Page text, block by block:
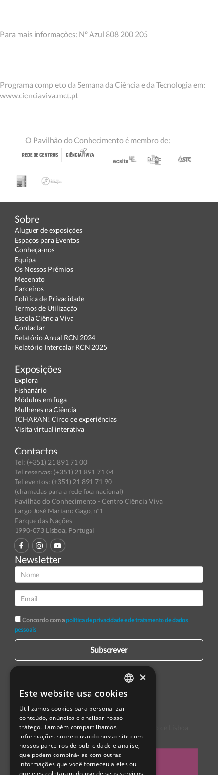
Para mais informações: Nº Azul 808 200 205
Programa completo da Semana da Ciência e da Tecnologia em:
www.cienciaviva.mct.pt
O Pavilhão do Conhecimento é membro de:
Sobre
Aluguer de exposições
Espaços para Eventos
Conheça-nos
Equipa
Os Nossos Prémios
Mecenato
Parceiros
Política de Privacidade
Termos de Utilização
Escola Ciência Viva
Contactar
Relatório Anual RCN 2024
Relatório Intercalar RCN 2025
Exposições
Explora
Fishanário
Módulos em fuga
Mulheres na Ciência
TCHARAN! Circo de experiências
Visita virtual interativa
Contactos
Tel: (+351) 21 891 71 00
Tel reservas: (+351) 21 891 71 04
Tel eventos: (+351) 21 891 71 90
(chamadas para a rede fixa nacional)
Pavilhão do Conhecimento - Centro Ciência Viva
Largo José Mariano Gago, nº1
Parque das Nações
1990-073 Lisboa, Portugal
Newsletter
Concordo com a política de privacidade e de tratamento de dados
pessoais
Subscrever
Centro de Arbitragem de Conflitos de Consumo de Lisboa
PORTUGUESE
ENGLISH
SPANISH
×
Este website usa cookies
Utilizamos cookies para personalizar
conteúdo, anúncios e analisar nosso
tráfego. Também compartilhamos
informações sobre o uso do nosso site com
nossos parceiros de publicidade e análise,
que podem combiná-las com outras
informações que você forneceu a eles ou
que eles coletaram do uso de seus serviços.